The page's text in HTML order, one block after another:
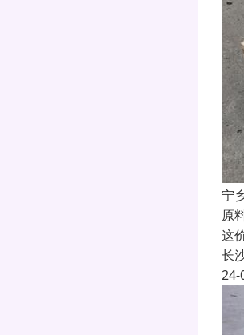
宁
原
这
长
24-